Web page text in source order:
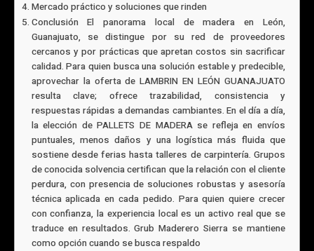
Mercado práctico y soluciones que rinden
Conclusión El panorama local de madera en León,
Guanajuato, se distingue por su red de proveedores
cercanos y por prácticas que apretan costos sin sacrificar
calidad. Para quien busca una solución estable y predecible,
aprovechar la oferta de LAMBRIN EN LEÓN GUANAJUATO
resulta clave; ofrece trazabilidad, consistencia y
respuestas rápidas a demandas cambiantes. En el día a día,
la elección de PALLETS DE MADERA se refleja en envíos
puntuales, menos daños y una logística más fluida que
sostiene desde ferias hasta talleres de carpintería. Grupos
de conocida solvencia certifican que la relación con el cliente
perdura, con presencia de soluciones robustas y asesoría
técnica aplicada en cada pedido. Para quien quiere crecer
con confianza, la experiencia local es un activo real que se
traduce en resultados. Grub Maderero Sierra se mantiene
como opción cuando se busca respaldo